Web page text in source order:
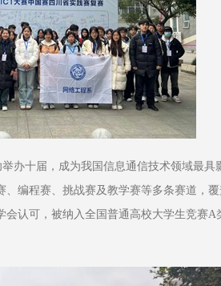
办十届，成为我国信息通信技术领域最具
编程赛、挑战赛及教学赛等多条赛道，
认可，被纳入全国普通高校大学生竞赛A